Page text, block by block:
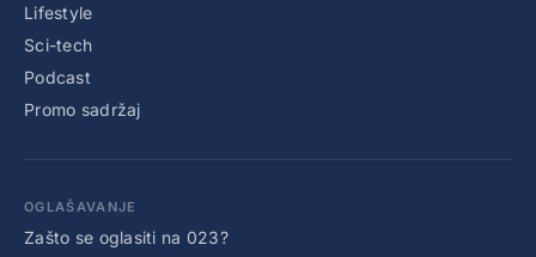
Lifestyle
Sci-tech
Podcast
Promo sadržaj
OGLAŠAVANJE
Zašto se oglasiti na 023?